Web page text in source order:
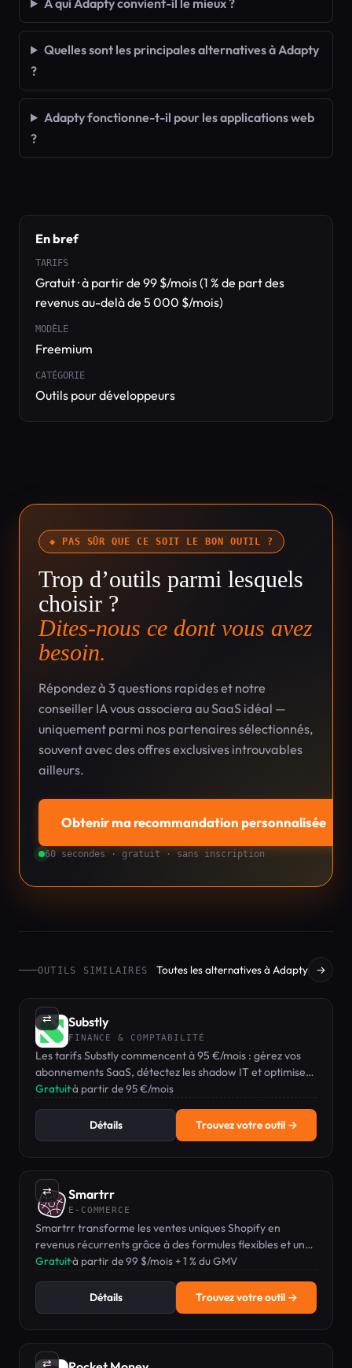
À qui Adapty convient-il le mieux ?
Quelles sont les principales alternatives à Adapty
?
Adapty fonctionne-t-il pour les applications web
?
En bref
TARIFS
Gratuit · à partir de 99 $/mois (1 % de part des
revenus au-delà de 5 000 $/mois)
MODÈLE
Freemium
CATÉGORIE
Outils pour développeurs
◆ PAS SÛR QUE CE SOIT LE BON OUTIL ?
Trop d’outils parmi lesquels
choisir ?
Dites-nous ce dont vous avez
besoin.
Répondez à 3 questions rapides et notre
conseiller IA vous associera au SaaS idéal —
uniquement parmi nos partenaires sélectionnés,
souvent avec des offres exclusives introuvables
ailleurs.
Obtenir ma recommandation personnalisée
60 secondes · gratuit · sans inscription
OUTILS SIMILAIRES Toutes les alternatives à Adapty →
⇄ Substly
FINANCE & COMPTABILITÉ
Les tarifs Substly commencent à 95 €/mois : gérez vos
abonnements SaaS, détectez les shadow IT et optimisez
le coût de vos licences pour les PME.
Gratuit·à partir de 95 €/mois
Détails Trouvez votre outil →
⇄ Smartrr
E-COMMERCE
Smartrr transforme les ventes uniques Shopify en
revenus récurrents grâce à des formules flexibles et un
moteur de fidélité intégré.
Gratuit·à partir de 99 $/mois + 1 % du GMV
Détails Trouvez votre outil →
⇄